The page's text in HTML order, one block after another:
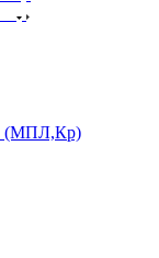
(МПЛ,Кр)